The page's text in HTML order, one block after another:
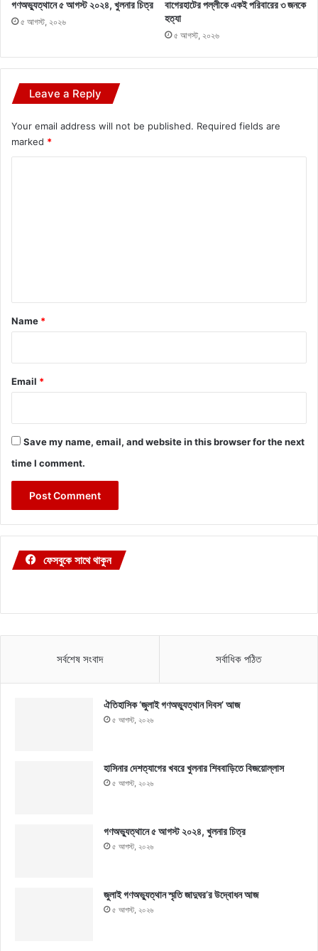
গণঅভ্যুত্থানে ৫ আগস্ট ২০২৪, খুলনার চিত্র
৫ আগস্ট, ২০২৬
বাগেরহাটের পল্লীকে একই পরিবারের ৩ জনকে
হত্যা
৫ আগস্ট, ২০২৬
Leave a Reply
Your email address will not be published. Required fields are
marked *
*
Name *
Email *
Save my name, email, and website in this browser for the next
time I comment.
ফেসবুকে সাথে থাকুন
সর্বশেষ সংবাদ সর্বাধিক পঠিত
ঐতিহাসিক ‘জুলাই গণঅভ্যুত্থান দিবস’ আজ
৫ আগস্ট, ২০২৬
হাসিনার দেশত্যাগের খবরে খুলনার শিববাড়িতে বিজয়োল্লাস
৫ আগস্ট, ২০২৬
গণঅভ্যুত্থানে ৫ আগস্ট ২০২৪, খুলনার চিত্র
৫ আগস্ট, ২০২৬
জুলাই গণঅভ্যুত্থান স্মৃতি জাদুঘর’র উদ্বোধন আজ
৫ আগস্ট, ২০২৬